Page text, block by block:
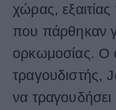
χώρας,
που πάρθηκαν
ορκωμοσίας. Ο
τραγουδιστής,
να